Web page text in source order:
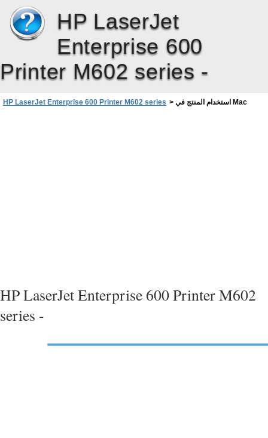
HP LaserJet
Enterprise 600
Printer M602 series -
HP LaserJet Enterprise 600 Printer M602 series > استخدام المنتج في Mac
HP LaserJet Enterprise 600 Printer M602
series -